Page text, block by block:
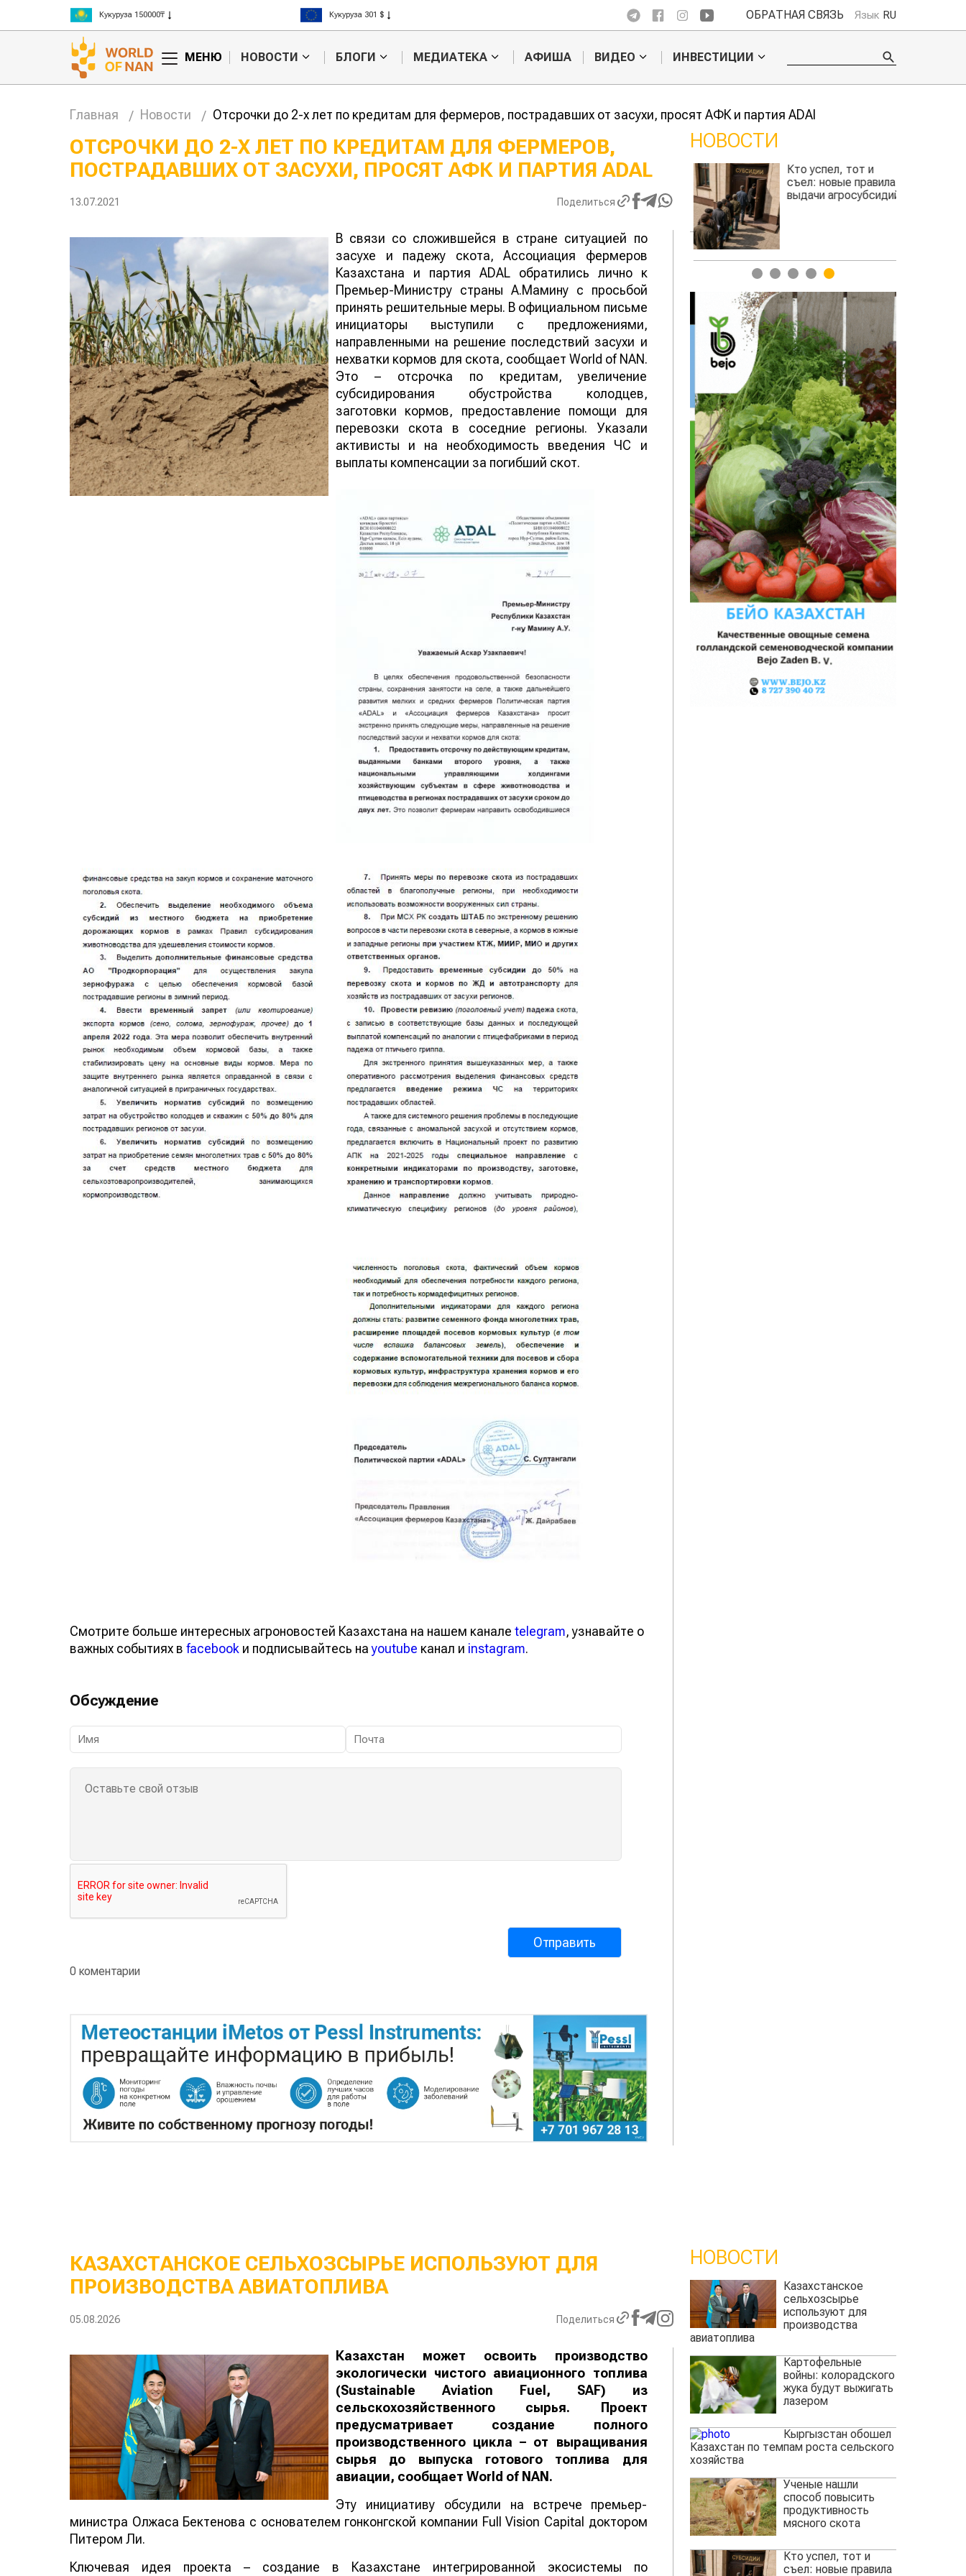
Рис 300000₸
Пшеница 3 класс 125000₸
Рис 408 $
Пшеница 423 $
ОБРАТНАЯ СВЯЗЬ Язык RU
МЕНЮ НОВОСТИ БЛОГИ МЕДИАТЕКА АФИША ВИДЕО ИНВЕСТИЦИИ
Главная Новости Отсрочки до 2-х лет по кредитам для фермеров, пострадавших от засухи, просят АФК и партия ADAl
ОТСРОЧКИ ДО 2-Х ЛЕТ ПО КРЕДИТАМ ДЛЯ ФЕРМЕРОВ,
ПОСТРАДАВШИХ ОТ ЗАСУХИ, ПРОСЯТ АФК И ПАРТИЯ ADAL
13.07.2021 Поделиться
В связи со сложившейся в стране ситуацией по
засухе и падежу скота, Ассоциация фермеров
Казахстана и партия ADAL обратились лично к
Премьер-Министру страны А.Мамину с просьбой
принять решительные меры. В официальном письме
инициаторы выступили с предложениями,
направленными на решение последствий засухи и
нехватки кормов для скота, сообщает World of NAN.
Это – отсрочка по кредитам, увеличение
субсидирования обустройства колодцев,
заготовки кормов, предоставление помощи для
перевозки скота в соседние регионы. Указали
активисты и на необходимость введения ЧС и
выплаты компенсации за погибший скот.
Смотрите больше интересных агроновостей Казахстана на нашем канале telegram, узнавайте о
важных событиях в facebook и подписывайтесь наyoutube канал и instagram.
Обсуждение
0 коментарии
НОВОСТИ
Картофельные
войны: колорадского
жука будут выжигать
лазером
Кыргызстан обошел
Казахстан по темпам роста сельского
Ученые нашли
продуктивность
мясного скота
Кто успел, тот и
съел: новые правила
выдачи агросубсидий
1 2 3 4 5
КАЗАХСТАНСКОЕ СЕЛЬХОЗСЫРЬЕ ИСПОЛЬЗУЮТ ДЛЯ
ПРОИЗВОДСТВА АВИАТОПЛИВА
05.08.2026 Поделиться
Казахстан может освоить производство
экологически чистого авиационного топлива
(Sustainable Aviation Fuel, SAF) из
сельскохозяйственного сырья. Проект
предусматривает создание полного
производственного цикла – от выращивания
сырья до выпуска готового топлива для
авиации, сообщает World of NAN.
Эту инициативу обсудили на встрече премьер-
министра Олжаса Бектенова с основателем гонконгской компании Full Vision Capital доктором
Питером Ли.
Ключевая идея проекта – создание в Казахстане интегрированной экосистемы по
НОВОСТИ
Казахстанское
сельхозсырье
используют для
производства
авиатоплива
Картофельные
войны: колорадского
жука будут выжигать
лазером
Кыргызстан обошел
Казахстан по темпам роста сельского
хозяйства
Ученые нашли
способ повысить
продуктивность
мясного скота
Кто успел, тот и
съел: новые правила